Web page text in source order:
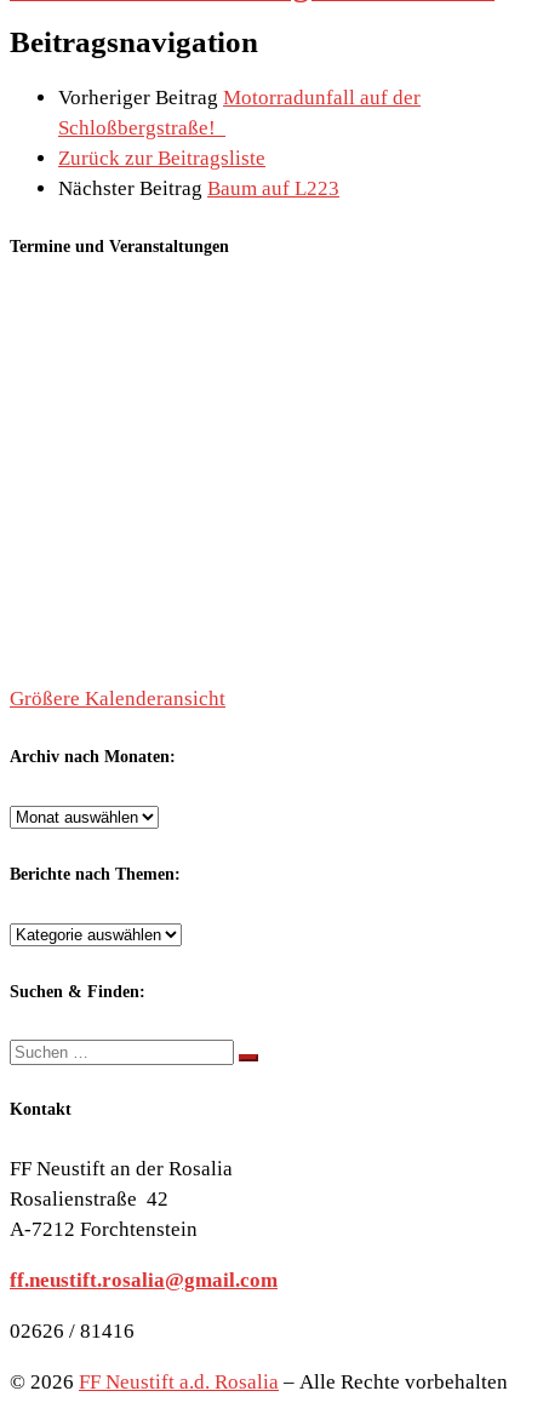
Beitragsnavigation
Vorheriger Beitrag Motorradunfall auf der
Schloßbergstraße!
Zurück zur Beitragsliste
Nächster Beitrag Baum auf L223
Termine und Veranstaltungen
Größere Kalenderansicht
Archiv nach Monaten:
Archiv
Monaten:
Berichte nach Themen:
Berichte
Themen:
Suchen & Finden:
Suche
Suchen …
Kontakt
FF Neustift an der Rosalia
Rosalienstraße 42
A-7212 Forchtenstein
ff.neustift.rosalia@gmail.com
02626 / 81416
© 2026 FF Neustift a.d. Rosalia – Alle Rechte vorbehalten